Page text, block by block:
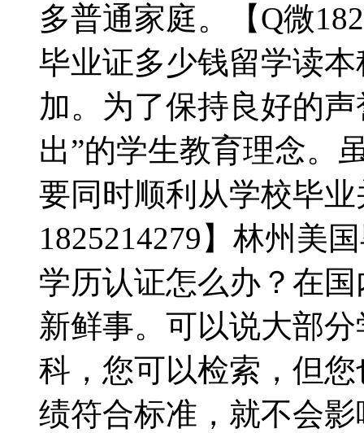
多普通家庭。【Q微
毕业证多少钱留学读
加。为了保持良好的
出”的学生教育理念。
要同时顺利从学校毕
1825214279】林州美
学历认证怎么办？在
新鲜事。可以说大部
科，您可以检索，但
绩符合标准，就不会